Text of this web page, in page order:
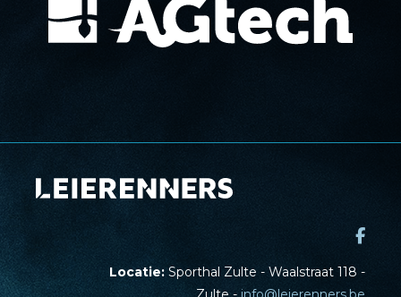
Locatie: Sporthal Zulte - Waalstraat 118 -